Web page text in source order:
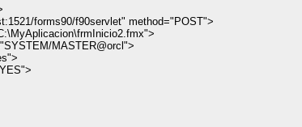
forms90/f90servlet" method="POST">
MASTER@orcl">